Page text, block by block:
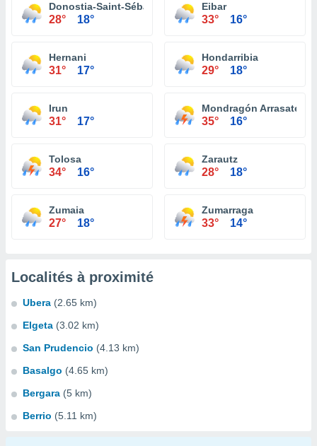
Donostia-Saint-Sébastien
28° 18°
Eibar
33° 16°
Hernani
31° 17°
Hondarribia
29° 18°
Irun
31° 17°
Mondragón Arrasate
35° 16°
Tolosa
34° 16°
Zarautz
28° 18°
Zumaia
27° 18°
Zumarraga
33° 14°
Localités à proximité
Ubera (2.65 km)
Elgeta (3.02 km)
San Prudencio (4.13 km)
Basalgo (4.65 km)
Bergara (5 km)
Berrio (5.11 km)